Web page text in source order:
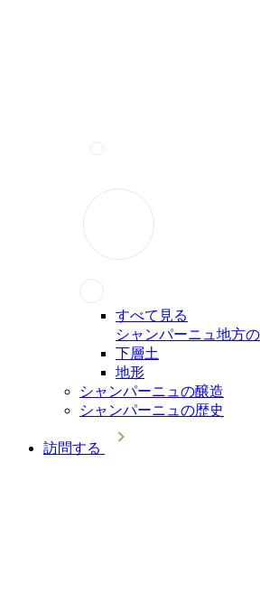
すべて見る
シャンパーニュ地方
下層土
地形
シャンパーニュの醸造
シャンパーニュの歴史
訪問する